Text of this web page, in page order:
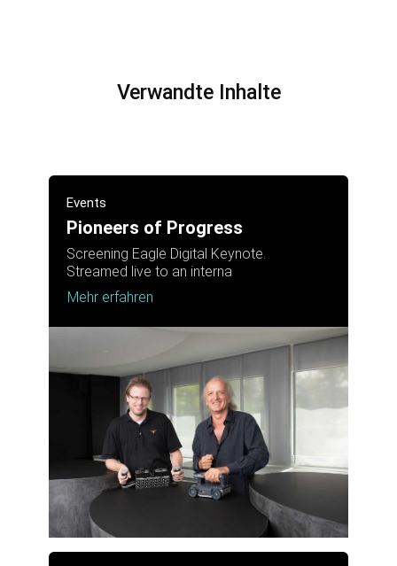
Verwandte Inhalte
Events
Pioneers of Progress
Screening Eagle Digital Keynote.
Streamed live to an interna
Mehr erfahren